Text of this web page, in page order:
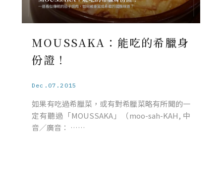
MOUSSAKA：能吃的希臘身
份證！
Dec.07.2015
如果有吃過希臘菜，或有對希臘菜略有所聞的一
定有聽過「MOUSSAKA」（moo-sah-KAH, 中
音／廣音： ……